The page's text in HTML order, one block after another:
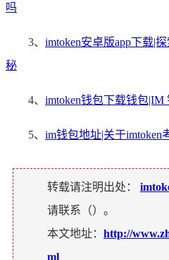
吗
3、 imtoken安卓版app下载|
秘
4、 imtoken钱包下载钱包
5、 im钱包地址|关于imtoken
转载请注明出处：
请联系（）。
本文地址： http://
ml